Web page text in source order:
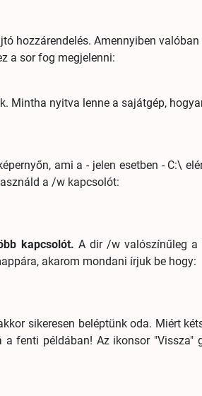
hozzárendelés. Amennyiben
a sor fog megjelenni:
Mintha nyitva lenne a sajátgép,
ami a - jelen esetben - C:\
a /w kapcsolót:
kapcsolót. A dir /w valószínűleg a
akarom mondani írjuk be hogy:
sikeresen beléptünk oda. Miért
fenti példában! Az ikonsor "Vissza"